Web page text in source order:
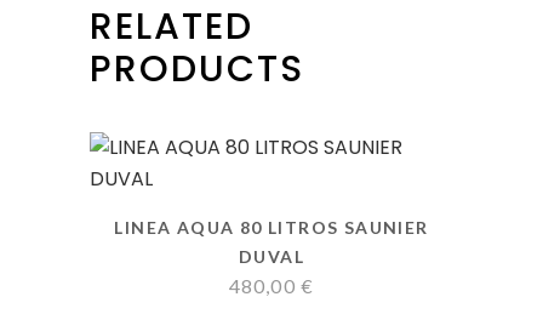
RELATED
PRODUCTS
LINEA AQUA 80 LITROS SAUNIER
DUVAL
480,00€